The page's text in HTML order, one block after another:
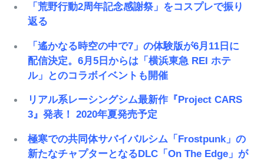
「荒野行動2周年記念感謝祭」をコスプレで振り
返る
「遙かなる時空の中で7」の体験版が6月11日に
配信決定。6月5日からは「横浜東急 REI ホテ
ル」とのコラボイベントも開催
リアル系レーシングシム最新作『Project CARS
3』発表！ 2020年夏発売予定
極寒での共同体サバイバルシム「Frostpunk」の
新たなチャプターとなるDLC「On The Edge」が